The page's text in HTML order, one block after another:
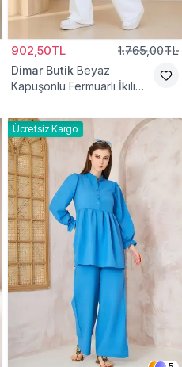
902,50TL 1.765,00TL
Dimar Butik Beyaz
Kapüşonlu Fermuarlı İkili
Ücretsiz Kargo